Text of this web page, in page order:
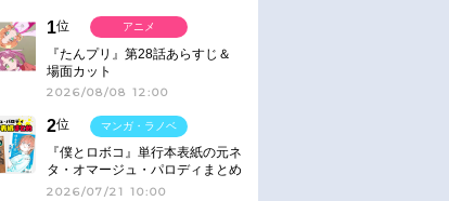
1位
『たんプリ』第28話あらすじ＆
場面カット
2026/08/08 12:00
アニメ
2位
『僕とロボコ』単行本表紙の元ネ
タ・オマージュ・パロディまとめ
2026/07/21 10:00
マンガ・ラノベ